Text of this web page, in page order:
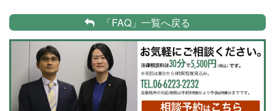
「FAQ」一覧へ戻る